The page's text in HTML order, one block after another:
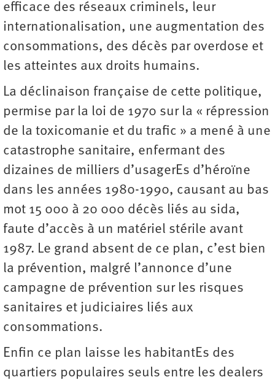
efficace des réseaux criminels, leur
internationalisation, une augmentation des
consommations, des décès par overdose et
les atteintes aux droits humains.
La déclinaison française de cette politique,
permise par la loi de 1970 sur la « répression
de la toxicomanie et du trafic » a mené à une
catastrophe sanitaire, enfermant des
dizaines de milliers d’usagerEs d’héroïne
dans les années 1980-1990, causant au bas
mot 15 000 à 20 000 décès liés au sida,
faute d’accès à un matériel stérile avant
1987. Le grand absent de ce plan, c’est bien
la prévention, malgré l’annonce d’une
campagne de prévention sur les risques
sanitaires et judiciaires liés aux
consommations.
Enfin ce plan laisse les habitantEs des
quartiers populaires seuls entre les dealers